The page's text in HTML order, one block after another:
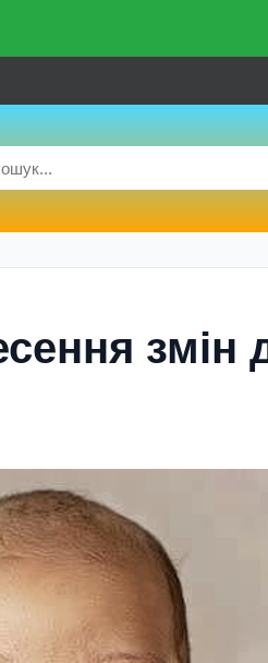
змiн